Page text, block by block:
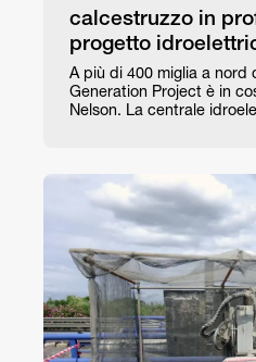
calcestruzzo in
progetto
A più di 400 miglia a nord
Generation Project è in
Nelson. La centrale